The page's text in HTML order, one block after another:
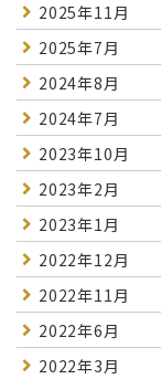
2025年11月
2025年7月
2024年8月
2024年7月
2023年10月
2023年2月
2023年1月
2022年12月
2022年11月
2022年6月
2022年3月